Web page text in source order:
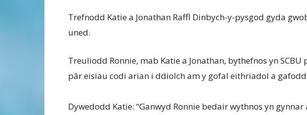
Trefnodd Katie a Jonathan Raffl Dinbych-y-pysgod gyda
uned.
Treuliodd Ronnie, mab Katie a Jonathan, bythefnos yn SCBU
pâr eisiau codi arian i ddiolch am y gofal eithriadol a
Dywedodd Katie: “Ganwyd Ronnie bedair wythnos yn